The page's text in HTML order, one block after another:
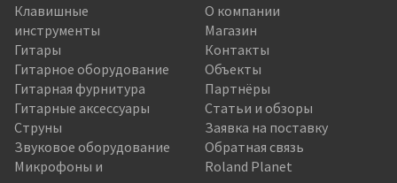
Клавишные
инструменты
Гитары
Гитарное оборудование
Гитарная фурнитура
Гитарные аксессуары
Струны
Звуковое оборудование
Микрофоны и
О компании
Магазин
Контакты
Объекты
Партнёры
Статьи и обзоры
Заявка на поставку
Обратная связь
Roland Planet